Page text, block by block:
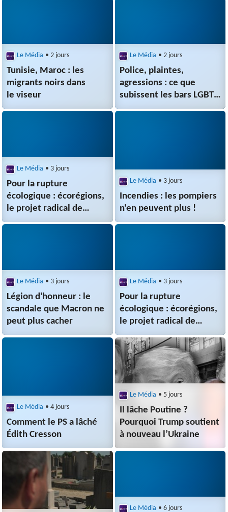
Le Média • 2 jours
Tunisie, Maroc : les
migrants noirs dans
le viseur
Le Média • 2 jours
Police, plaintes,
agressions : ce que
subissent les bars LGBT
à Paris
Le Média • 3 jours
Pour la rupture
écologique : écorégions,
le projet radical de
Mélenchon |
Le Média • 3 jours
Incendies : les pompiers
n'en peuvent plus !
Le Média • 3 jours
Légion d'honneur : le
scandale que Macron ne
peut plus cacher
Le Média • 3 jours
Pour la rupture
écologique : écorégions,
le projet radical de
Mélenchon | Claire
Lejeune, Julien Théry
Le Média • 4 jours
Comment le PS a lâché
Édith Cresson
Le Média • 5 jours
Il lâche Poutine ?
Pourquoi Trump soutient
à nouveau l’Ukraine
Le Média • 6 jours